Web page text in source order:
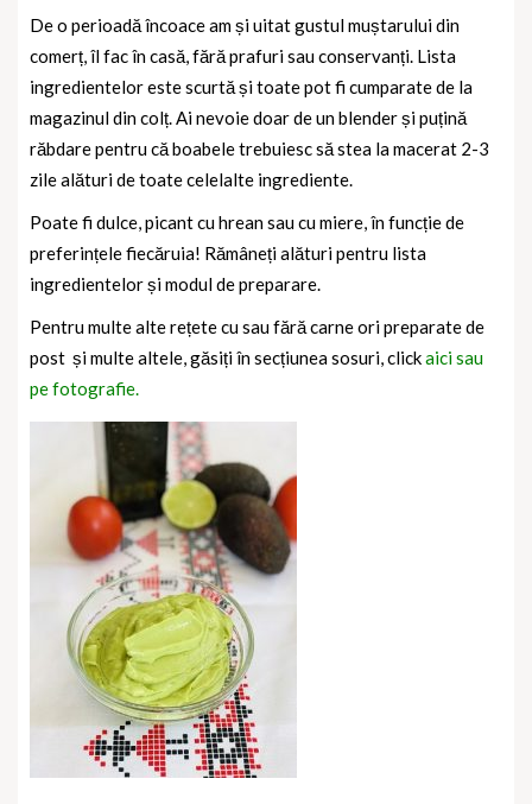
De o perioadă încoace am și uitat gustul muștarului din
comerț, îl fac în casă, fără prafuri sau conservanți. Lista
ingredientelor este scurtă și toate pot fi cumparate de la
magazinul din colț. Ai nevoie doar de un blender și puțină
răbdare pentru că boabele trebuiesc să stea la macerat 2-3
zile alături de toate celelalte ingrediente.
Poate fi dulce, picant cu hrean sau cu miere, în funcție de
preferințele fiecăruia! Rămâneți alături pentru lista
ingredientelor și modul de preparare.
Pentru multe alte rețete cu sau fără carne ori preparate de
post și multe altele, găsiți în secțiunea sosuri, clickaici sau
pe fotografie.